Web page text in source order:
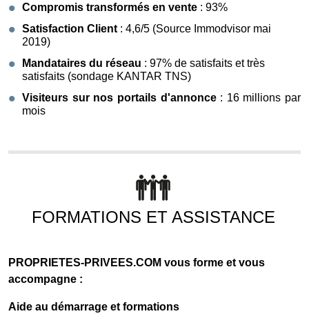
Compromis transformés en vente : 93%
Satisfaction Client : 4,6/5 (Source Immodvisor mai
2019)
Mandataires du réseau : 97% de satisfaits et très
satisfaits (sondage KANTAR TNS)
Visiteurs sur nos portails d'annonce: 16 millions par
mois
FORMATIONS ET ASSISTANCE
PROPRIETES-PRIVEES.COM vous forme et vous
accompagne :
Aide au démarrage et formations